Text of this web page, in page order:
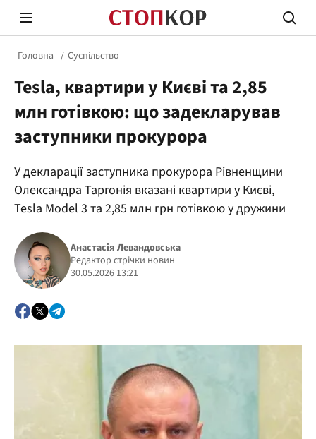
Політика
Головна Суспільство
Tesla, квартири у Києві та 2,85
млн готівкою: що задекларував
заступники прокурора
У декларації заступника прокурора Рівненщини
Олександра Таргонія вказані квартири у Києві,
Tesla Model 3 та 2,85 млн грн готівкою у дружини
Анастасія Левандовська
Редактор стрічки новин
30.05.2026 13:21